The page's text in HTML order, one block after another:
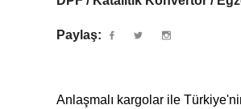
Paylaş:
Anlaşmalı kargolar ile